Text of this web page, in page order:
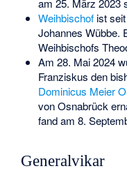
am 25. März 2023
Weihbischofist seit
Johannes Wübbe.
Weihbischofs
Am 28. Mai 2024
Franziskus den
Dominicus Meier
von Osnabrück
fand am 8.
Generalvikar